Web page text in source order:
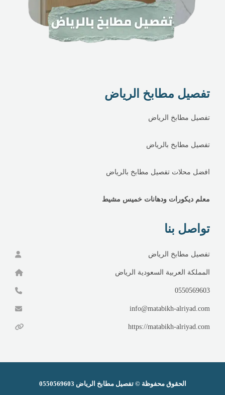
تفصيل مطابخ الرياض
تفصيل مطابخ الرياض
تفصيل مطابخ بالرياض
افضل محلات تفصيل مطابخ بالرياض
معلم ديكورات ودهانات خميس مشيط
تواصل بنا
تفصيل مطابخ الرياض
المملكة العربية السعودية الرياض
0550569603
info@matabikh-alriyad.com
https://matabikh-alriyad.com
الحقوق محفوظة ©تفصيل مطابخ الرياض